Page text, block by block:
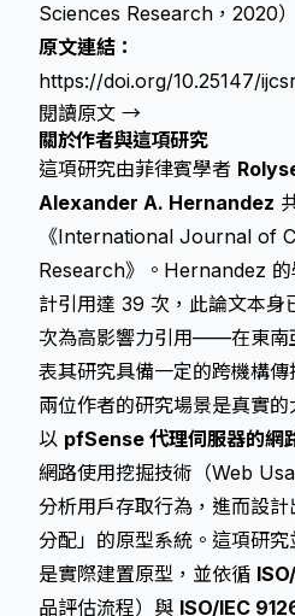
Sciences Research，2020）
原文連結：
https://doi.org/10.25147/
閱讀原文 →
關於作者與這項研究
這項研究由菲律賓學者
Alexander A. Hernandez
《International Journal of
Research》。Hernandez
計引用達 39 次，此論文本身
次為高影響力引用——在東南
表其研究具備一定的跨機構傳
兩位作者的研究場景是真實
以 pfSense 代理伺服器的網
網路使用挖掘技術（Web
分析用戶存取行為，進而設
分配」的原型系統。這項研
是實際建置原型，並依循
品評估流程）與 ISO/IEC